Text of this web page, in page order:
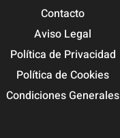
Contacto
Aviso Legal
Política de Privacidad
Política de Cookies
Condiciones Generales